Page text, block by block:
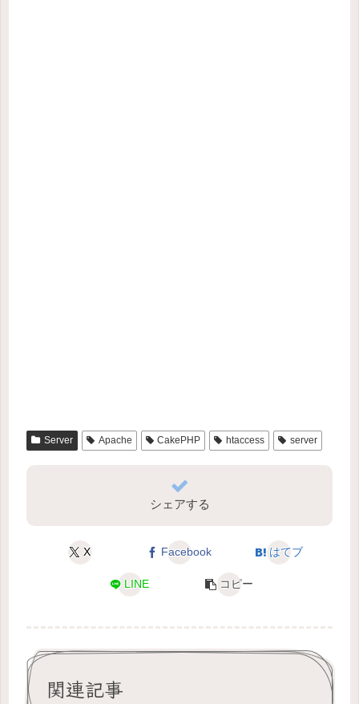
Server Apache CakePHP htaccess server
シェアする
X Facebook はてブ
LINE コピー
関連記事